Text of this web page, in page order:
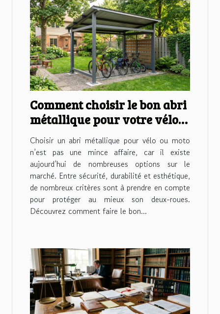
Comment choisir le bon abri
métallique pour votre vélo
ou moto ?
Choisir un abri métallique pour vélo ou moto
n’est pas une mince affaire, car il existe
aujourd’hui de nombreuses options sur le
marché. Entre sécurité, durabilité et esthétique,
de nombreux critères sont à prendre en compte
pour protéger au mieux son deux-roues.
Découvrez comment faire le bon...